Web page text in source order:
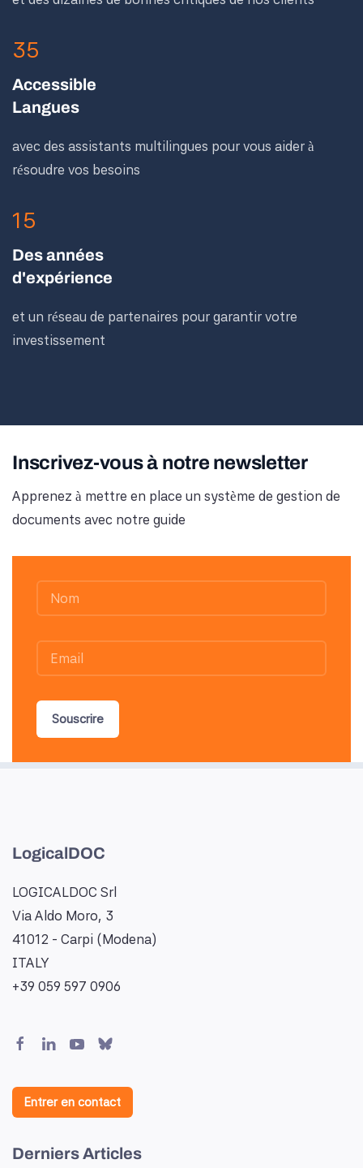
35
Accessible
Langues
avec des assistants multilingues pour vous aider à
résoudre vos besoins
15
Des années
d'expérience
et un réseau de partenaires pour garantir votre
investissement
Inscrivez-vous à notre newsletter
Apprenez à mettre en place un système de gestion de
documents avec notre guide
Souscrire
LogicalDOC
LOGICALDOC Srl
Via Aldo Moro, 3
41012 - Carpi (Modena)
ITALY
+39 059 597 0906
Entrer en contact
Derniers Articles